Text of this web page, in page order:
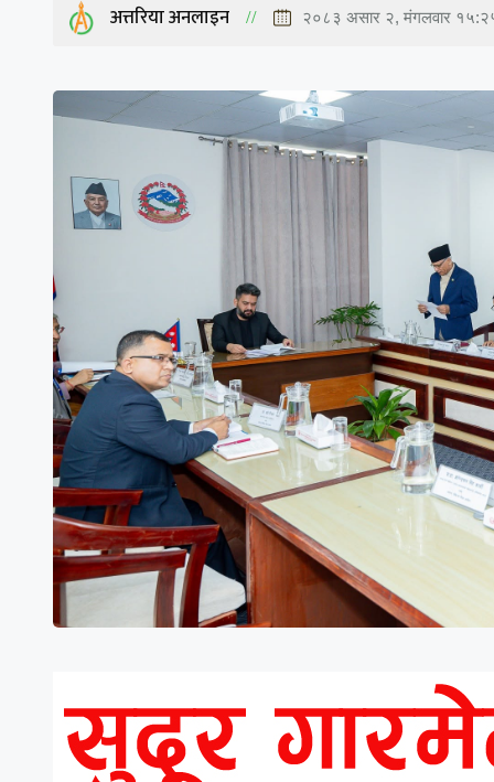
अत्तरिया अनलाइन २०८३ असार २, मंगलवार